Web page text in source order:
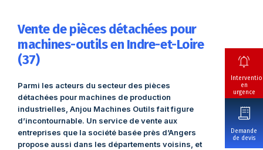
en
urgence
Demande
de devis
Vente de pièces détachées pour
machines-outils en Indre-et-Loire
(37)
Parmi les acteurs du secteur des pièces
détachées pour machines de production
industrielles, Anjou Machines Outils fait figure
d’incontournable. Un service de vente aux
entreprises que la société basée près d’Angers
propose aussi dans les départements voisins, et